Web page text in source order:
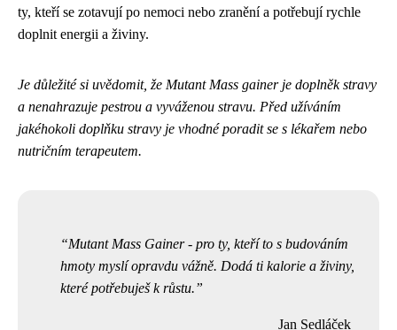
ty, kteří se zotavují po nemoci nebo zranění a potřebují rychle
doplnit energii a živiny.
Je důležité si uvědomit, že Mutant Mass gainer je doplněk stravy
a nenahrazuje pestrou a vyváženou stravu. Před užíváním
jakéhokoli doplňku stravy je vhodné poradit se s lékařem nebo
nutričním terapeutem.
Mutant Mass Gainer - pro ty, kteří to s budováním
hmoty myslí opravdu vážně. Dodá ti kalorie a živiny,
které potřebuješ k růstu.
Jan Sedláček